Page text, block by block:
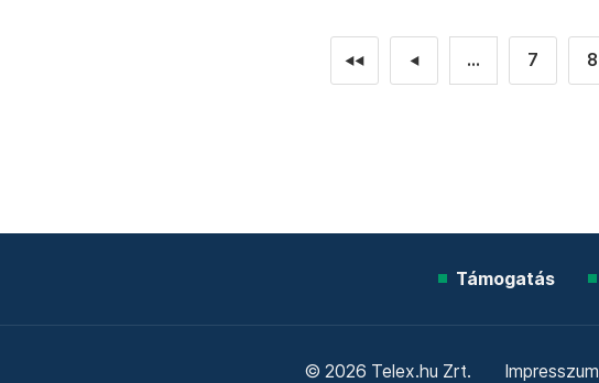
◄◄ ◄ ... 7 8
Támogatás
© 2026 Telex.hu Zrt. Impresszum